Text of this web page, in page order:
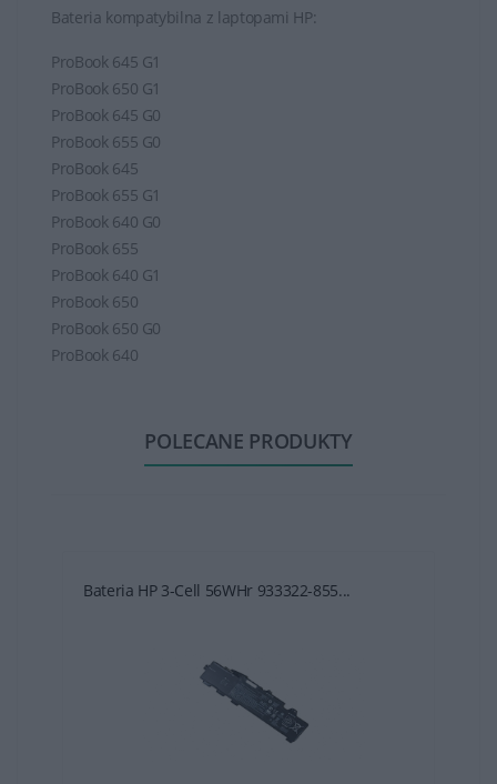
Bateria kompatybilna z laptopami HP:
ProBook 645 G1
ProBook 650 G1
ProBook 645 G0
ProBook 655 G0
ProBook 645
ProBook 655 G1
ProBook 640 G0
ProBook 655
ProBook 640 G1
ProBook 650
ProBook 650 G0
ProBook 640
POLECANE PRODUKTY
Bateria HP 3-Cell 56WHr 933322-855...